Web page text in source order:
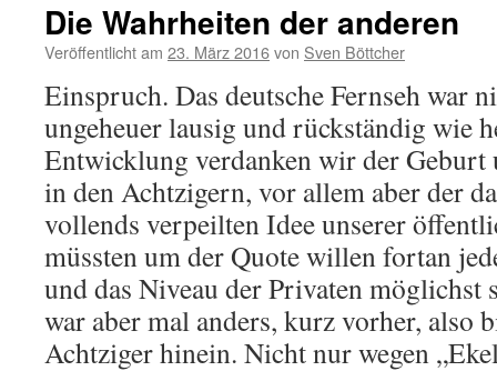
Die Wahrheiten der anderen
Veröffentlicht am 23. März 2016von Sven Böttcher
Einspruch. Das deutsche Fernseh war
ungeheuer lausig und rückständig wie
Entwicklung verdanken wir der
in den Achtzigern, vor allem aber der
vollends verpeilten Idee unserer
müssten um der Quote willen fortan
und das Niveau der Privaten möglichst
war aber mal anders, kurz vorher, also
Achtziger hinein. Nicht nur wegen